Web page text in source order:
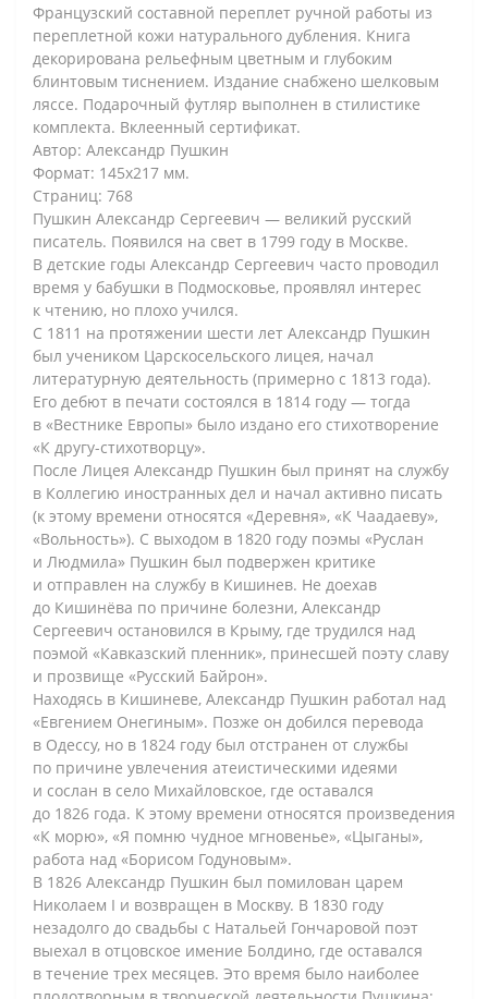
Французский составной переплет ручной работы из
переплетной кожи натурального дубления. Книга
декорирована рельефным цветным и глубоким
блинтовым тиснением. Издание снабжено шелковым
ляссе. Подарочный футляр выполнен в стилистике
комплекта. Вклеенный сертификат.
Автор: Александр Пушкин
Формат: 145х217 мм.
Страниц: 768
Пушкин Александр Сергеевич — великий русский
писатель. Появился на свет в 1799 году в Москве.
В детские годы Александр Сергеевич часто проводил
время у бабушки в Подмосковье, проявлял интерес
к чтению, но плохо учился.
С 1811 на протяжении шести лет Александр Пушкин
был учеником Царскосельского лицея, начал
литературную деятельность (примерно с 1813 года).
Его дебют в печати состоялся в 1814 году — тогда
в «Вестнике Европы» было издано его стихотворение
«К другу-стихотворцу».
После Лицея Александр Пушкин был принят на службу
в Коллегию иностранных дел и начал активно писать
(к этому времени относятся «Деревня», «К Чаадаеву»,
«Вольность»). С выходом в 1820 году поэмы «Руслан
и Людмила» Пушкин был подвержен критике
и отправлен на службу в Кишинев. Не доехав
до Кишинёва по причине болезни, Александр
Сергеевич остановился в Крыму, где трудился над
поэмой «Кавказский пленник», принесшей поэту славу
и прозвище «Русский Байрон».
Находясь в Кишиневе, Александр Пушкин работал над
«Евгением Онегиным». Позже он добился перевода
в Одессу, но в 1824 году был отстранен от службы
по причине увлечения атеистическими идеями
и сослан в село Михайловское, где оставался
до 1826 года. К этому времени относятся произведения
«К морю», «Я помню чудное мгновенье», «Цыганы»,
работа над «Борисом Годуновым».
В 1826 Александр Пушкин был помилован царем
Николаем I и возвращен в Москву. В 1830 году
незадолго до свадьбы с Натальей Гончаровой поэт
выехал в отцовское имение Болдино, где оставался
в течение трех месяцев. Это время было наиболее